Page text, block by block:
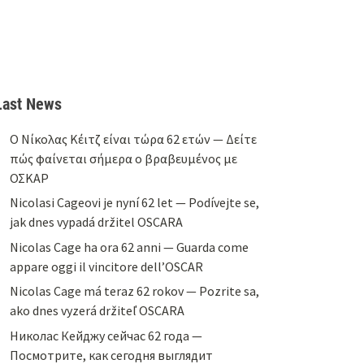
News
Ο Νίκολας Κέιτζ είναι τώρα 62 ετών — Δείτε
πώς φαίνεται σήμερα ο βραβευμένος με
ΟΣΚΑΡ
Nicolasi Cageovi je nyní 62 let — Podívejte se,
jak dnes vypadá držitel OSCARA
Nicolas Cage ha ora 62 anni — Guarda come
appare oggi il vincitore dell’OSCAR
Nicolas Cage má teraz 62 rokov — Pozrite sa,
ako dnes vyzerá držiteľ OSCARA
Николас Кейджу сейчас 62 года —
Посмотрите, как сегодня выглядит